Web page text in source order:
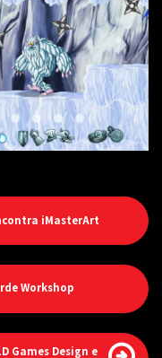
iMasterArt
Workshop
Games Design e